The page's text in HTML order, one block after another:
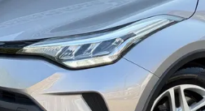
2020 · 97.471 km · Benzine ·
Automaat
Van Oord Auto· Maarssen
Bekijk aanbieding →